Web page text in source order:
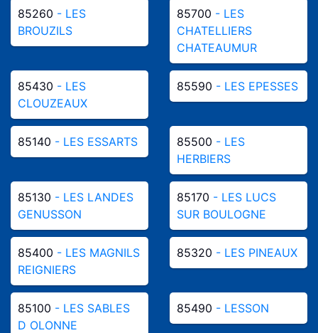
85260 - LES
BROUZILS
85700 - LES
CHATELLIERS
CHATEAUMUR
85430 - LES
CLOUZEAUX
85590 - LES EPESSES
85140 - LES ESSARTS 85500 - LES
HERBIERS
85130 - LES LANDES
GENUSSON
85170 - LES LUCS
SUR BOULOGNE
85400 - LES MAGNILS
REIGNIERS
85320 - LES PINEAUX
85100 - LES SABLES
D OLONNE
85490 - LESSON